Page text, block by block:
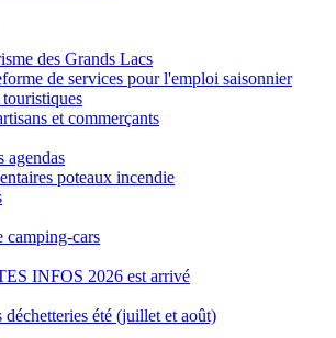
des Grands Lacs
de services pour l'emploi saisonnier
et commerçants
agendas
poteaux incendie
camping-cars
INFOS 2026 est arrivé
déchetteries été (juillet et août)